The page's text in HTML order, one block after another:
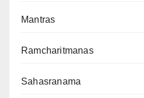
Mantras
Ramcharitmanas
Sahasranama